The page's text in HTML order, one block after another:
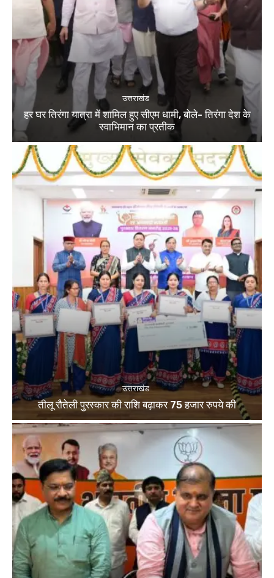
उत्तराखंड
हर घर तिरंगा यात्रा में शामिल हुए सीएम धामी, बोले- तिरंगा देश के
स्वाभिमान का प्रतीक
उत्तराखंड
तीलू रौतेली पुरस्कार की राशि बढ़ाकर 75 हजार रुपये की